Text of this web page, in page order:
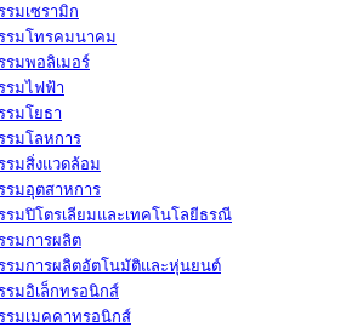
รมเซรามิก
รมโทรคมนาคม
รมพอลิเมอร์
รมไฟฟ้า
รมโยธา
รมโลหการ
รมสิ่งแวดล้อม
รมอุตสาหการ
รมปิโตรเลียมและเทคโนโลยีธรณี
รมการผลิต
รมการผลิตอัตโนมัติและหุ่นยนต์
รมอิเล็กทรอนิกส์
รมเมคคาทรอนิกส์